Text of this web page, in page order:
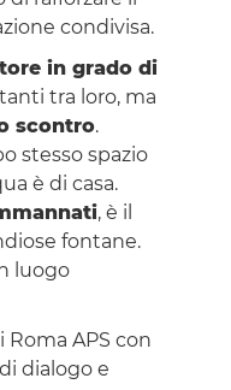
condivisa.
in grado di
tra loro, ma
scontro.
stesso spazio
è di casa.
, è il
fontane.
luogo
APS con
dialogo e